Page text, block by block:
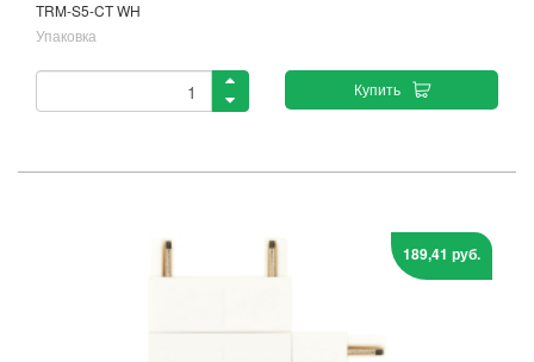
TRM-S5-CT WH
Упаковка
Купить
189,41 руб.